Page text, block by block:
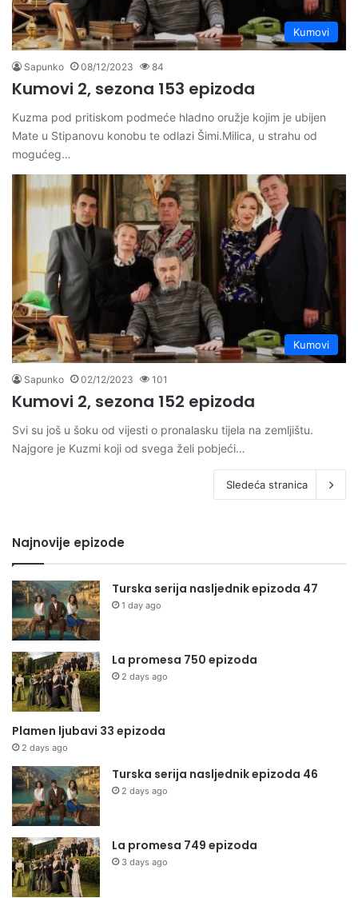
Kumovi
Sapunko 08/12/2023 84
Kumovi 2, sezona 153 epizoda
Kuzma pod pritiskom podmeće hladno oružje kojim je ubijen
Mate u Stipanovu konobu te odlazi Šimi.Milica, u strahu od
mogućeg…
Kumovi
Sapunko 02/12/2023 101
Kumovi 2, sezona 152 epizoda
Svi su još u šoku od vijesti o pronalasku tijela na zemljištu.
Najgore je Kuzmi koji od svega želi pobjeći…
Sledeća stranica
Najnovije epizode
Turska serija nasljednik epizoda 47
1 day ago
La promesa 750 epizoda
2 days ago
Plamen ljubavi 33 epizoda
2 days ago
Turska serija nasljednik epizoda 46
2 days ago
La promesa 749 epizoda
3 days ago